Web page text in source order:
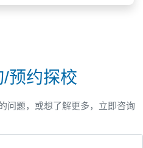
预约探校
问题，或想了解更多，立即咨询